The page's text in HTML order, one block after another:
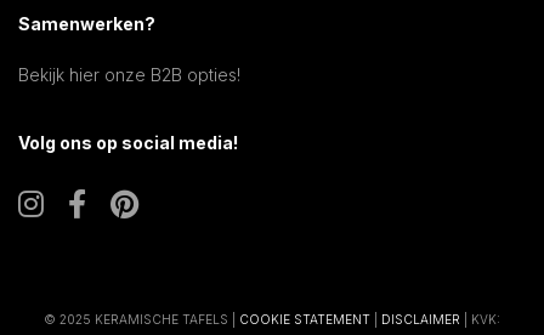
Samenwerken?
Bekijk hier onze B2B opties!
Volg ons op social media!
© 2025 KERAMISCHE TAFELS | COOKIE STATEMENT DISCLAIMER | KVK: